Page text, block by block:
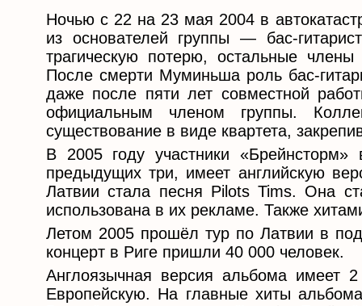
Ночью с 22 на 23 мая 2004 в
из основателей группы — бас-
трагическую потерю, остальные
После смерти Муминьша роль бас-
даже после пяти лет совместной
официальным членом группы.
существование в виде квартета,
В 2005 году участники
предыдущих три, имеет английскую
Латвии стала песня Pilots Tims. Она
использована в их рекламе. Также
Летом 2005 прошёл тур по Латвии в
концерт в Риге пришли 40 000 человек.
Англоязычная версия альбома
Европейскую. На главные хиты